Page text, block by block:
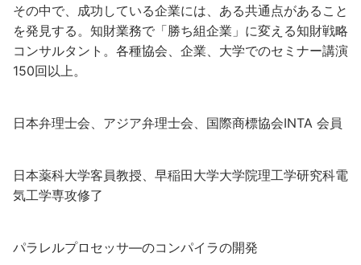
その中で、成功している企業には、ある共通点があること
を発見する。知財業務で「勝ち組企業」に変える知財戦略
コンサルタント。各種協会、企業、大学でのセミナー講演
150回以上。
日本弁理士会、アジア弁理士会、国際商標協会INTA 会員
日本薬科大学客員教授、早稲田大学大学院理工学研究科電
気工学専攻修了
パラレルプロセッサ―のコンパイラの開発